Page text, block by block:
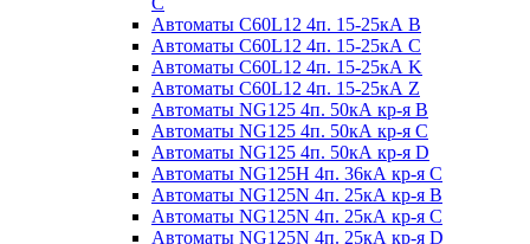
Автоматы C60L12 4п. 15-25кА B
Автоматы C60L12 4п. 15-25кА C
Автоматы C60L12 4п. 15-25кА K
Автоматы C60L12 4п. 15-25кА Z
Автоматы NG125 4п. 50кА кр-я B
Автоматы NG125 4п. 50кА кр-я C
Автоматы NG125 4п. 50кА кр-я D
Автоматы NG125H 4п. 36кА кр-я C
Автоматы NG125N 4п. 25кА кр-я B
Автоматы NG125N 4п. 25кА кр-я C
Автоматы NG125N 4п. 25кА кр-я D